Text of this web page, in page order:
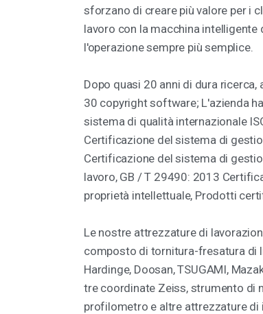
sforzano di creare più valore per i
lavoro con la macchina
l'operazione sempre più semplice.
Dopo quasi 20 anni di dura
30 copyright software; L'azienda
sistema di qualità internazionale
Certificazione del sistema di
Certificazione del sistema di
lavoro, GB / T 29490: 2013
proprietà intellettuale, Prodotti
Le nostre attrezzature di
composto di tornitura-fresatura di
Hardinge, Doosan, TSUGAMI,
tre coordinate Zeiss, strumento di
profilometro e altre attrezzature di